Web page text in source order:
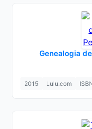
Genealogia
2015 Lulu.com